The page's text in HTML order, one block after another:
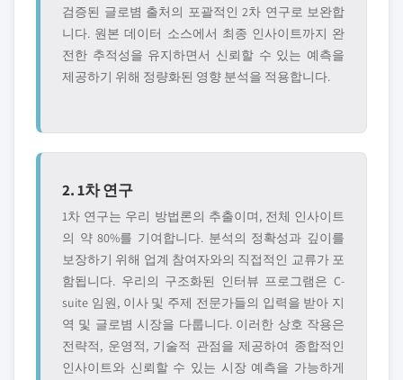
검증된 글로볌 출처의 포괄적인 2차 연구로 보완합
니다. 원본 데이터 소스에서 최종 인사이트까지 완
전한 추적성을 유지하면서 신뢰할 수 있는 예측을
제공하기 위해 정량화된 영향 분석을 적용합니다.
2. 1차 연구
1차 연구는 우리 방법론의 추출이며, 전체 인사이트
의 약 80%를 기여합니다. 분석의 정확성과 깊이를
보장하기 위해 업계 참여자와의 직접적인 교류가 포
함됩니다. 우리의 구조화된 인터뷰 프로그램은 C-
suite 임원, 이사 및 주제 전문가들의 입력을 받아 지
역 및 글로볌 시장을 다룹니다. 이러한 상호 작용은
전략적, 운영적, 기술적 관점을 제공하여 종합적인
인사이트와 신뢰할 수 있는 시장 예측을 가능하게